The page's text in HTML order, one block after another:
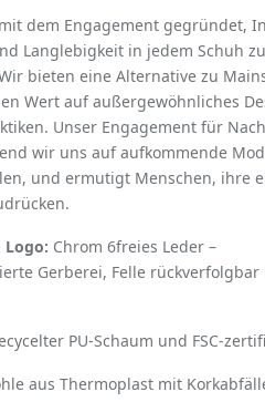
dem Engagement gegründet,
Langlebigkeit in jedem Schuh zu
bieten eine Alternative zu
Wert auf außergewöhnliches
Unser Engagement für
wir uns auf aufkommende
und ermutigt Menschen, ihre
Logo: Chrom 6freies Leder –
Gerberei, Felle rückverfolgbar
PU-Schaum und FSC-
aus Thermoplast mit